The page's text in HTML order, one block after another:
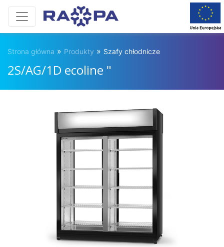
Strona główna » Produkty » Szafy chłodnicze
2S/AG/1D ecoline "